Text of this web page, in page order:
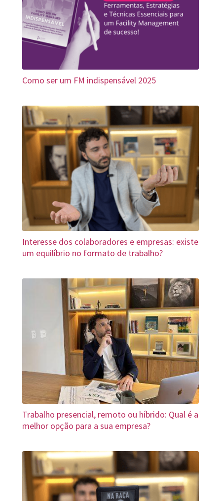
Como ser um FM indispensável 2025
Interesse dos colaboradores e empresas: existe
um equilíbrio no formato de trabalho?
Trabalho presencial, remoto ou híbrido: Qual é a
melhor opção para a sua empresa?